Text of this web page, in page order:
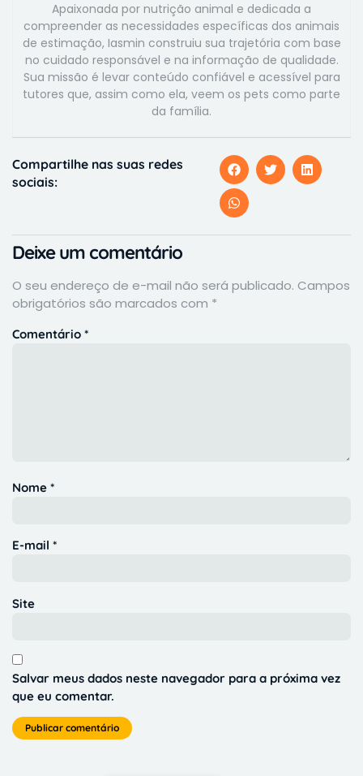
Apaixonada por nutrição animal e dedicada a
compreender as necessidades específicas dos animais
de estimação, Iasmin construiu sua trajetória com base
no cuidado responsável e na informação de qualidade.
Sua missão é levar conteúdo confiável e acessível para
tutores que, assim como ela, veem os pets como parte
da família.
Compartilhe nas suas redes
sociais:
Deixe um comentário
O seu endereço de e-mail não será publicado. Campos
obrigatórios são marcados com *
Comentário *
Nome *
E-mail *
Site
Salvar meus dados neste navegador para a próxima vez
que eu comentar.